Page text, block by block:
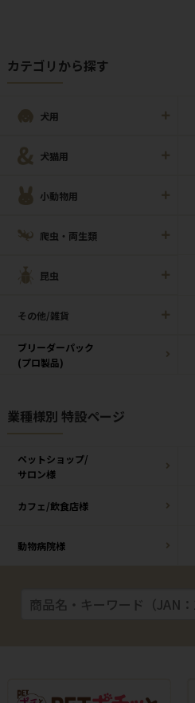
カテゴリから探す
犬用
犬猫用
小動物用
爬虫・両生類
昆虫
その他/雑貨
ブリーダーパック
(プロ製品)
業種様別 特設ページ
ペットショップ/
サロン様
カフェ/飲食店様
動物病院様